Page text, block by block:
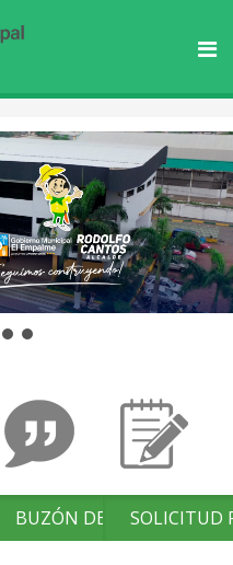
BUZÓN DE SUGERENCIAS
SOLICITUD